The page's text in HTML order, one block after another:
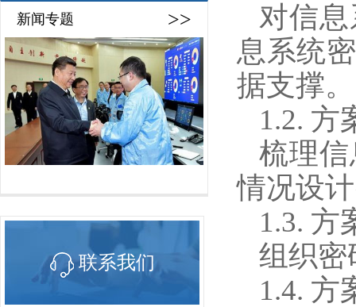
新闻专题 >>
联系我们
对信
息系统
据支撑。
1.2. 方
梳理
情况设
1.3. 方
组织密
1.4. 方